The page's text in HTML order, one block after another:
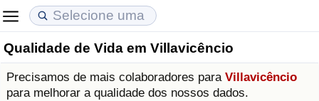
Qualidade de Vida em Villavicêncio
Precisamos de mais colaboradores para Villavicêncio
para melhorar a qualidade dos nossos dados.
Custo de Vida
Indicador de Custo de Vida (Atual)
Preços de Imóveis
Indicador de Preços de Imóveis (Atual)
Qualidade de Vida
Indicador de Qualidade de Vida